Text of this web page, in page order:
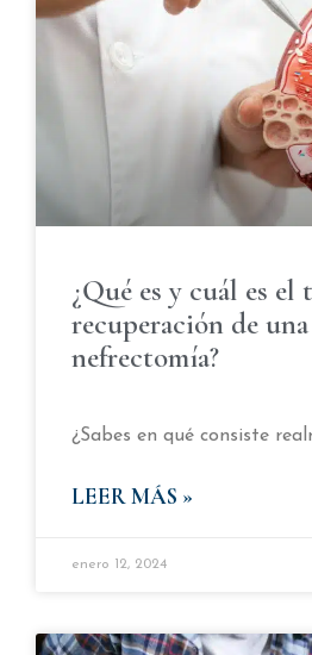
¿Qué es y cuál es el
recuperación de una
nefrectomía?
¿Sabes en qué consiste
LEER MÁS »
enero 12, 2024